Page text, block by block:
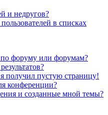
и недругов?
в списках
форуму или форумам?
получил пустую страницу!
конференции?
и созданные мной темы?